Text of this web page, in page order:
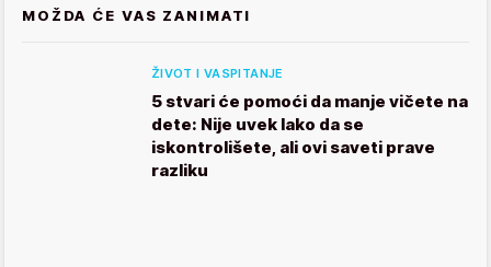
MOŽDA ĆE VAS ZANIMATI
ŽIVOT I VASPITANJE
5 stvari će pomoći da manje vičete na
dete: Nije uvek lako da se
iskontrolišete, ali ovi saveti prave
razliku